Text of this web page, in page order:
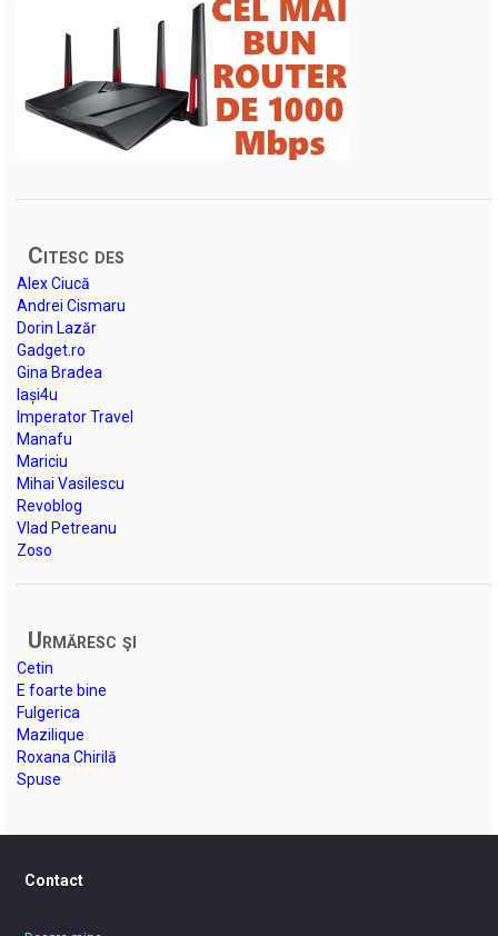
Citesc des
Alex Ciucă
Andrei Cismaru
Dorin Lazăr
Gadget.ro
Gina Bradea
Iași4u
Imperator Travel
Manafu
Mariciu
Mihai Vasilescu
Revoblog
Vlad Petreanu
Zoso
Urmăresc şi
Cetin
E foarte bine
Fulgerica
Mazilique
Roxana Chirilă
Spuse
Contact